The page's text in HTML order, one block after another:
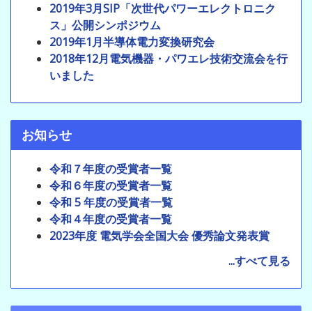
2019年3月SIP「次世代パワーエレクトロニク
ス」公開シンポジウム
2019年1月半導体電力変換研究会
2018年12月電気機器・パワエレ技術交流会を行
いました
お知らせ
令和７年度の受賞者一覧
令和６年度の受賞者一覧
令和 5 年度の受賞者一覧
令和４年度の受賞者一覧
2023年度 電気学会全国大会 優秀論文発表賞
...すべて見る